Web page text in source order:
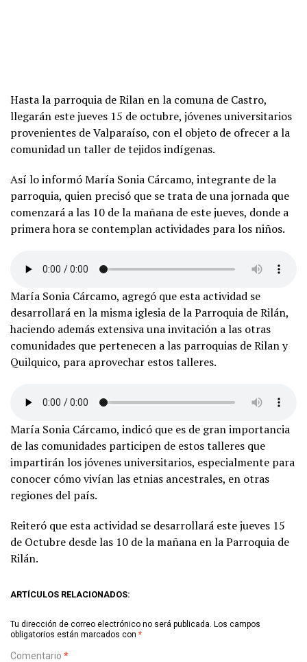
Hasta la parroquia de Rilan en la comuna de Castro,
llegarán este jueves 15 de octubre, jóvenes universitarios
provenientes de Valparaíso, con el objeto de ofrecer a la
comunidad un taller de tejidos indígenas.
Así lo informó María Sonia Cárcamo, integrante de la
parroquia, quien precisó que se trata de una jornada que
comenzará a las 10 de la mañana de este jueves, donde a
primera hora se contemplan actividades para los niños.
María Sonia Cárcamo, agregó que esta actividad se
desarrollará en la misma iglesia de la Parroquia de Rilán,
haciendo además extensiva una invitación a las otras
comunidades que pertenecen a las parroquias de Rilan y
Quilquico, para aprovechar estos talleres.
María Sonia Cárcamo, indicó que es de gran importancia
de las comunidades participen de estos talleres que
impartirán los jóvenes universitarios, especialmente para
conocer cómo vivían las etnias ancestrales, en otras
regiones del país.
Reiteró que esta actividad se desarrollará este jueves 15
de Octubre desde las 10 de la mañana en la Parroquia de
Rilán.
ARTÍCULOS RELACIONADOS:
Tu dirección de correo electrónico no será publicada. Los campos
obligatorios están marcados con *
Comentario *